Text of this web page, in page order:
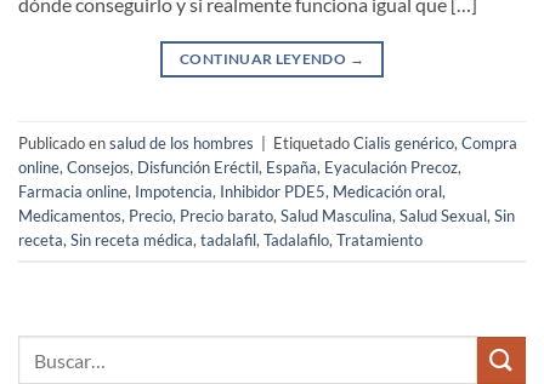
CONTINUAR LEYENDO →
Publicado ensalud de los hombres | EtiquetadoCialis genérico, Compra
online, Consejos, Disfunción Eréctil, España, Eyaculación Precoz,
Farmacia online, Impotencia, Inhibidor PDE5, Medicación oral,
Medicamentos, Precio, Precio barato, Salud Masculina, Salud Sexual, Sin
receta, Sin receta médica, tadalafil, Tadalafilo, Tratamiento